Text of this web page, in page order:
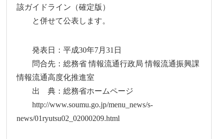
該ガイドライン（確定版）
と併せて公表します。
発表日：平成30年7月31日
問合先：総務省 情報流通行政局 情報流通振興課
情報流通高度化推進室
出 典：総務省ホームページ
http://www.soumu.go.jp/menu_news/s-
news/01ryutsu02_02000209.html